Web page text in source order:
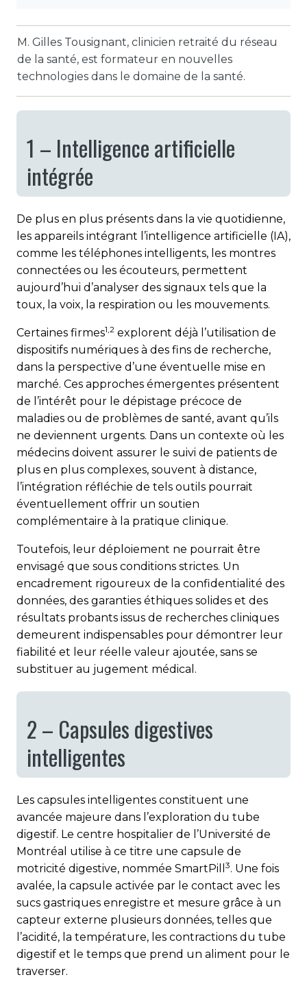
M. Gilles Tousignant, clinicien retraité du réseau
de la santé, est formateur en nouvelles
technologies dans le domaine de la santé.
1 – Intelligence artificielle
intégrée
De plus en plus présents dans la vie quotidienne,
les appareils intégrant l’intelligence artificielle (IA),
comme les téléphones intelligents, les montres
connectées ou les écouteurs, permettent
aujourd’hui d’analyser des signaux tels que la
toux, la voix, la respiration ou les mouvements.
Certaines firmes1,2 explorent déjà l’utilisation de
dispositifs numériques à des fins de recherche,
dans la perspective d’une éventuelle mise en
marché. Ces approches émergentes présentent
de l’intérêt pour le dépistage précoce de
maladies ou de problèmes de santé, avant qu’ils
ne deviennent urgents. Dans un contexte où les
médecins doivent assurer le suivi de patients de
plus en plus complexes, souvent à distance,
l’intégration réfléchie de tels outils pourrait
éventuellement offrir un soutien
complémentaire à la pratique clinique.
Toutefois, leur déploiement ne pourrait être
envisagé que sous conditions strictes. Un
encadrement rigoureux de la confidentialité des
données, des garanties éthiques solides et des
résultats probants issus de recherches cliniques
demeurent indispensables pour démontrer leur
fiabilité et leur réelle valeur ajoutée, sans se
substituer au jugement médical.
2 – Capsules digestives
intelligentes
Les capsules intelligentes constituent une
avancée majeure dans l’exploration du tube
digestif. Le centre hospitalier de l’Université de
Montréal utilise à ce titre une capsule de
motricité digestive, nommée SmartPill
3. Une fois
avalée, la capsule activée par le contact avec les
sucs gastriques enregistre et mesure grâce à un
capteur externe plusieurs données, telles que
l’acidité, la température, les contractions du tube
digestif et le temps que prend un aliment pour le
traverser.